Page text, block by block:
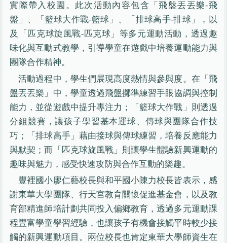
實際帶入校園。此次活動內容包含「飛盤丟丟樂-飛
盤」、「籃球大作戰-籃球」、「排球高手-排球」，以
及「匹克球旋風戰-匹克球」等多元運動活動，透過趣
味化與互動式教學，引導學童在遊戲中培養運動能力與
團隊合作精神。
活動過程中，學生們展現高度熱情與參與度。在「飛
盤丟丟樂」中，學童透過飛盤擲準練習手眼協調與控制
能力，並從遊戲中提升專注力；「籃球大作戰」則透過
分組競賽，讓孩子學習基本運球、傳球與團隊合作技
巧；「排球高手」藉由接球與傳球練習，培養反應能力
與默契；而「匹克球旋風戰」則讓學生體驗新興運動的
趣味與魅力，感受快速攻防與合作互動的樂趣。
豐裡國小廖仁藝校長與和平國小陳力校長皆表示，感
謝東華大學團隊、行天宮教育關懷促進基金會，以及教
育部精進師培計劃共同投入偏鄉教育，透過多元運動課
程豐富學童學習經驗，也讓孩子有機會接觸平時較少接
觸的新興運動項目。兩位校長也肯定東華大學師資生在